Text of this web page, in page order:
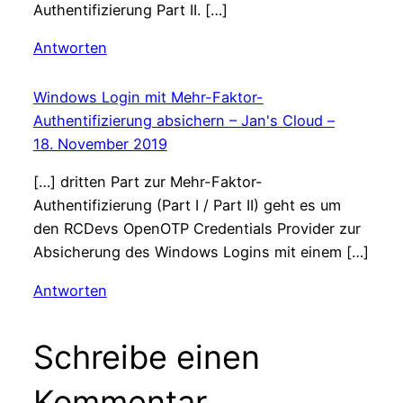
Authentifizierung Part II. […]
Antworten
Windows Login mit Mehr-Faktor-
Authentifizierung absichern – Jan's Cloud –
18. November 2019
[…] dritten Part zur Mehr-Faktor-
Authentifizierung (Part I / Part II) geht es um
den RCDevs OpenOTP Credentials Provider zur
Absicherung des Windows Logins mit einem […]
Antworten
Schreibe einen